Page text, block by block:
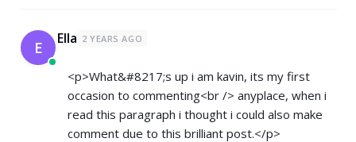
E Ella 2 YEARS AGO
<p>What&#8217;s up i am kavin, its my first
occasion to commenting<br /> anyplace, when i
read this paragraph i thought i could also make
comment due to this brilliant post.</p>